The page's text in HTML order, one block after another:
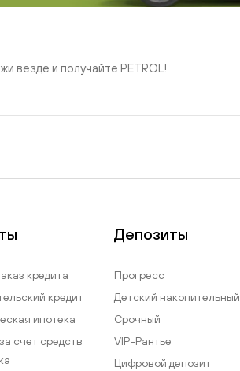
везде и получайте PETROL!
кредита
кредит
ипотека
счет средств
Депозиты
Прогресс
Детский накопительный
Срочный
VIP-Рантье
Цифровой депозит